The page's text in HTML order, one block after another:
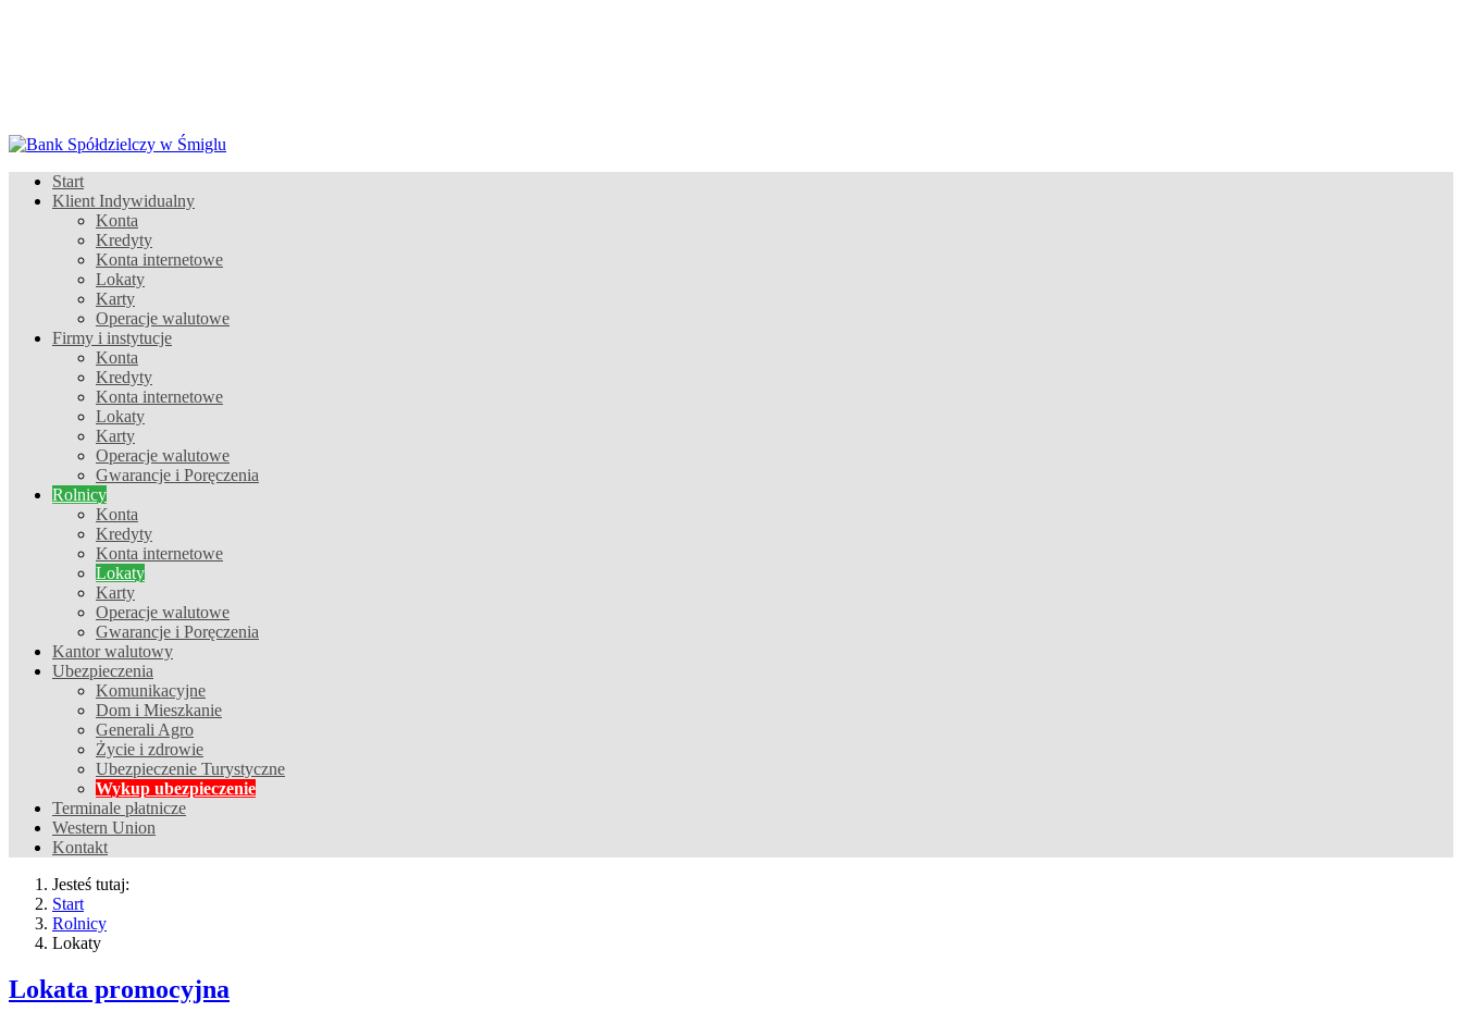
Start
Klient Indywidualny
Konta
Kredyty
Konta internetowe
Lokaty
Karty
Operacje walutowe
Firmy i instytucje
Konta
Kredyty
Konta internetowe
Lokaty
Karty
Operacje walutowe
Gwarancje i Poręczenia
Rolnicy
Konta
Kredyty
Konta internetowe
Lokaty
Karty
Operacje walutowe
Gwarancje i Poręczenia
Kantor walutowy
Ubezpieczenia
Komunikacyjne
Dom i Mieszkanie
Generali Agro
Życie i zdrowie
Ubezpieczenie Turystyczne
Wykup ubezpieczenie
Terminale płatnicze
Western Union
Kontakt
Jesteś tutaj:
Start
Rolnicy
Lokaty
Lokata promocyjna